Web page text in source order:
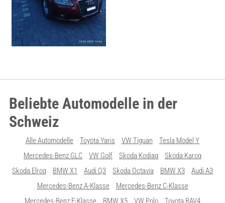
Beliebte Automodelle in der
Schweiz
Alle Automodelle Toyota Yaris VW Tiguan
Tesla Model Y
Mercedes-Benz GLC
VW Golf Skoda Kodiaq
Skoda Karoq
Skoda Elroq
BMW X1 Audi Q3 Skoda Octavia BMW X3
Audi A3
Mercedes-Benz A-Klasse
Mercedes-Benz C-Klasse
Mercedes-Benz E-Klasse
BMW X5 VW Polo Toyota RAV4